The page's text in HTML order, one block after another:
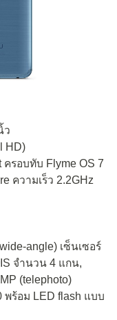
ว
HD)
ครอบทับ Flyme OS 7
ความเร็ว 2.2GHz
angle) เซ็นเซอร์
จำนวน 4 แกน,
(telephoto)
พร้อม LED flash แบบ